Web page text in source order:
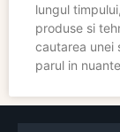
lungul
produse si
cautarea unei
parul in